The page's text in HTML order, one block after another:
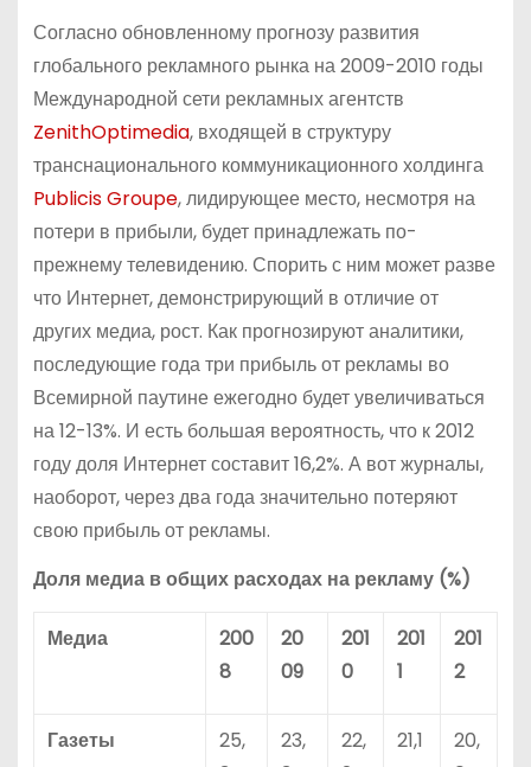
Согласно обновленному прогнозу развития
глобального рекламного рынка на 2009-2010 годы
Международной сети рекламных агентств
ZenithOptimedia, входящей в структуру
транснационального коммуникационного холдинга
Publicis Groupe, лидирующее место, несмотря на
потери в прибыли, будет принадлежать по-
прежнему телевидению. Спорить с ним может разве
что Интернет, демонстрирующий в отличие от
других медиа, рост. Как прогнозируют аналитики,
последующие года три прибыль от рекламы во
Всемирной паутине ежегодно будет увеличиваться
на 12-13%. И есть большая вероятность, что к 2012
году доля Интернет составит 16,2%. А вот журналы,
наоборот, через два года значительно потеряют
свою прибыль от рекламы.
Доля медиа в общих расходах на рекламу (%)
Медиа
200
8
20
09
201
0
201
1
201
2
Газеты
25,
23,
22,
21,1
20,